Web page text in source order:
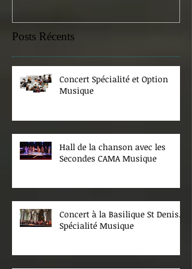
Posts Récents
Concert Spécialité et Option
Musique
Hall de la chanson avec les
Secondes CAMA Musique
Concert à la Basilique St Denis.
Spécialité Musique